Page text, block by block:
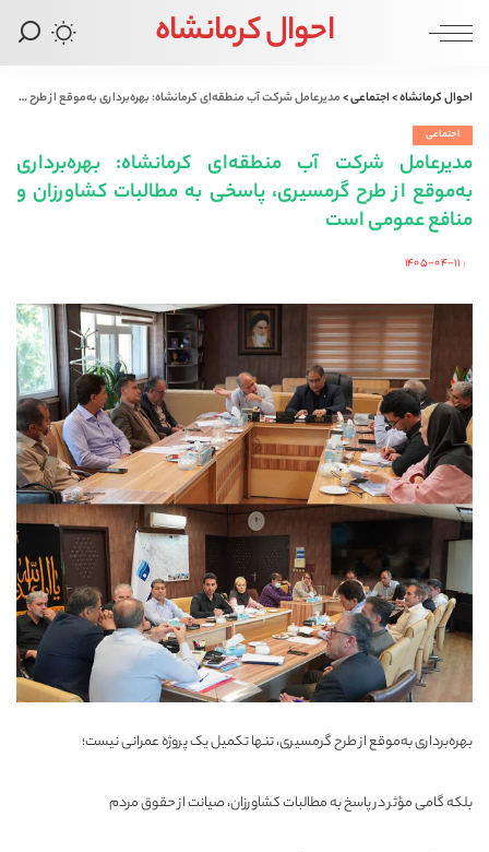
احوال کرمانشاه
احوال کرمانشاه>اجتماعی>مدیرعامل شرکت آب منطقه‌ای کرمانشاه: بهره‌برداری به‌موقع از طرح گرمسیری، پاسخی به مطالبات کشاورزان و منافع عمومی است
اجتماعی
مدیرعامل شرکت آب منطقه‌ای کرمانشاه: بهره‌برداری
به‌موقع از طرح گرمسیری، پاسخی به مطالبات کشاورزان و
منافع عمومی است
Posted
۱۴۰۵-۰۴-۱۱
بهره‌برداری به‌موقع از طرح گرمسیری، تنها تکمیل یک پروژه عمرانی نیست؛
بلکه گامی مؤثر در پاسخ به مطالبات کشاورزان، صیانت از حقوق مردم